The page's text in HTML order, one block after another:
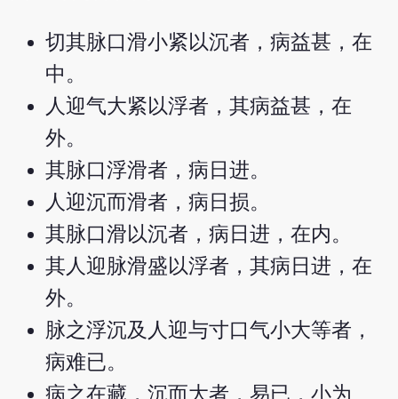
切其脉口滑小紧以沉者，病益甚，在
中。
人迎气大紧以浮者，其病益甚，在
外。
其脉口浮滑者，病日进。
人迎沉而滑者，病日损。
其脉口滑以沉者，病日进，在内。
其人迎脉滑盛以浮者，其病日进，在
外。
脉之浮沉及人迎与寸口气小大等者，
病难已。
病之在藏，沉而大者，易已，小为